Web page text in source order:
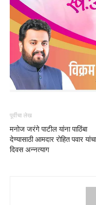
पूर्वीचा लेख
मनोज जरंगे पाटील यांना पाठिंबा
देण्यासाठी आमदार रोहित पवार
दिवस अन्नत्याग